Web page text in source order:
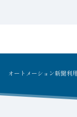
オートメーション新聞利